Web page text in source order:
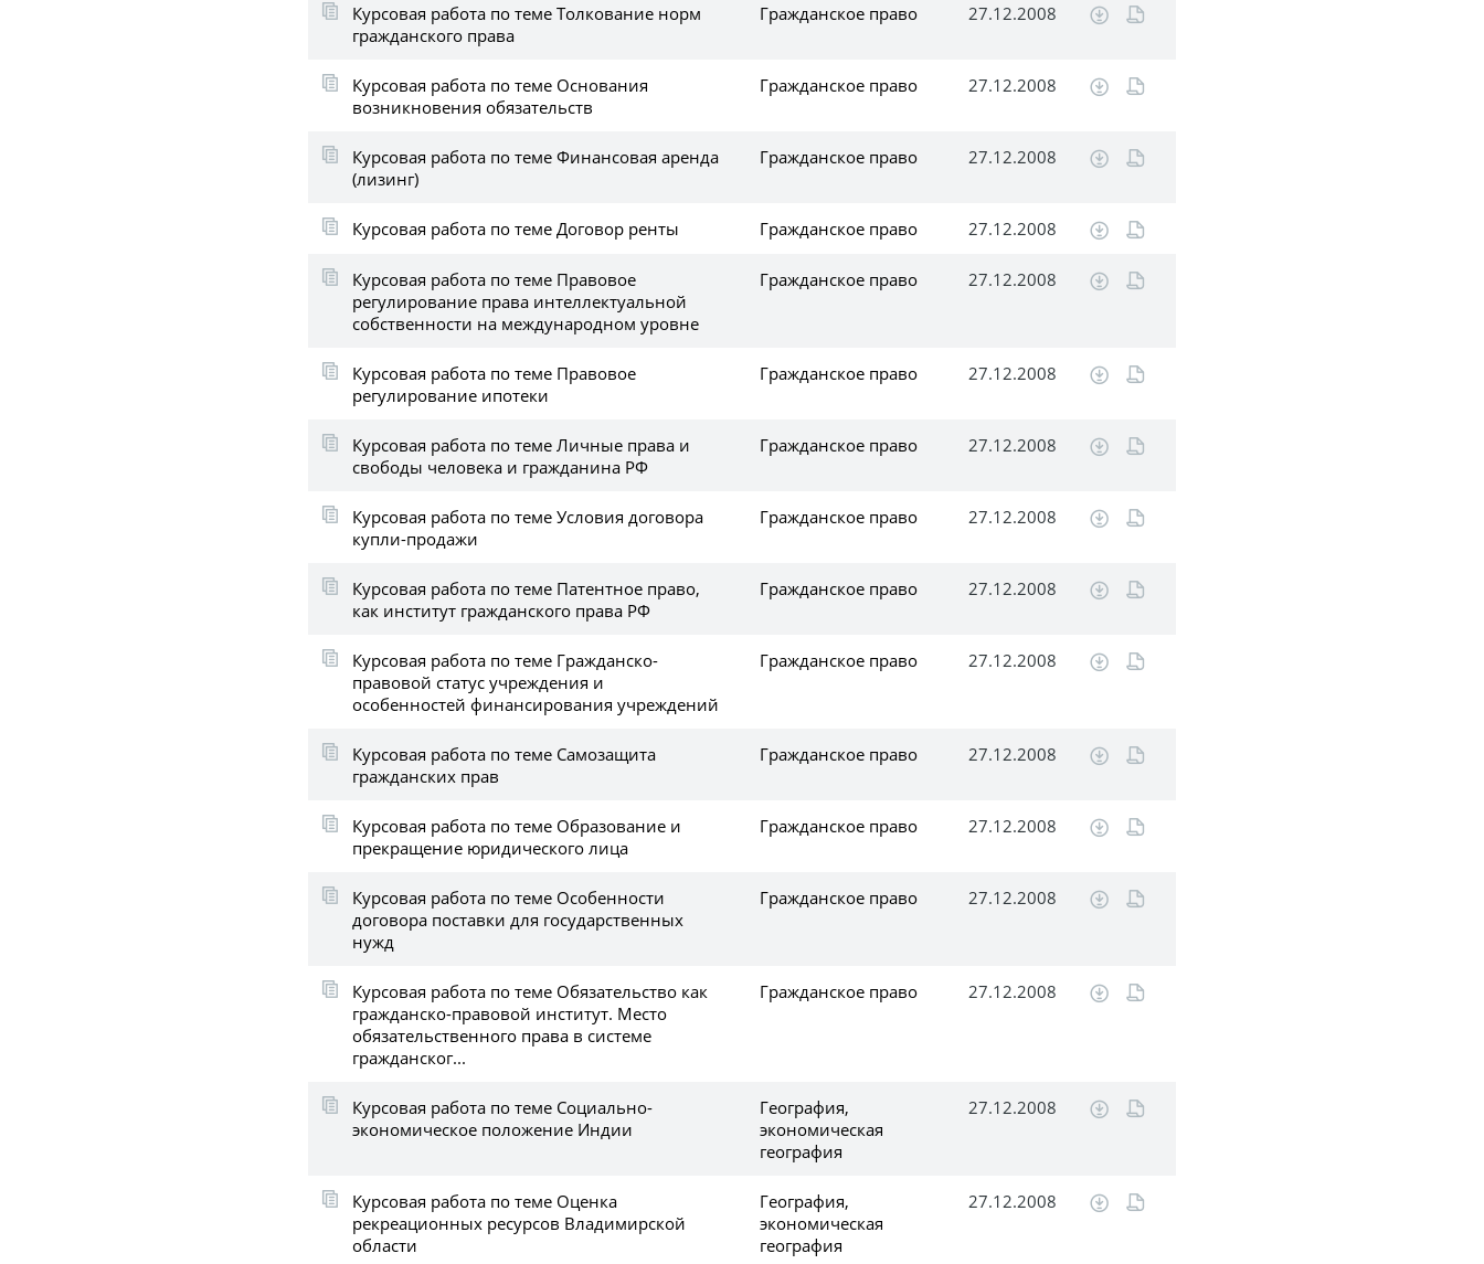
Курсовая работа по теме Толкование норм
гражданского права
Гражданское право 27.12.2008
Курсовая работа по теме Основания
возникновения обязательств
Гражданское право 27.12.2008
Курсовая работа по теме Финансовая аренда
(лизинг)
Гражданское право 27.12.2008
Курсовая работа по теме Договор ренты Гражданское право 27.12.2008
Курсовая работа по теме Правовое
регулирование права интеллектуальной
собственности на международном уровне
Гражданское право 27.12.2008
Курсовая работа по теме Правовое
регулирование ипотеки
Гражданское право 27.12.2008
Курсовая работа по теме Личные права и
свободы человека и гражданина РФ
Гражданское право 27.12.2008
Курсовая работа по теме Условия договора
купли-продажи
Гражданское право 27.12.2008
Курсовая работа по теме Патентное право,
как институт гражданского права РФ
Гражданское право 27.12.2008
Курсовая работа по теме Гражданско-
правовой статус учреждения и
особенностей финансирования учреждений
Гражданское право 27.12.2008
Курсовая работа по теме Самозащита
гражданских прав
Гражданское право 27.12.2008
Курсовая работа по теме Образование и
прекращение юридического лица
Гражданское право 27.12.2008
Курсовая работа по теме Особенности
договора поставки для государственных
нужд
Гражданское право 27.12.2008
Курсовая работа по теме Обязательство как
гражданско-правовой институт. Место
обязательственного права в системе
гражданског...
Гражданское право 27.12.2008
Курсовая работа по теме Социально-
экономическое положение Индии
География,
экономическая
география
27.12.2008
Курсовая работа по теме Оценка
рекреационных ресурсов Владимирской
области
География,
экономическая
география
27.12.2008